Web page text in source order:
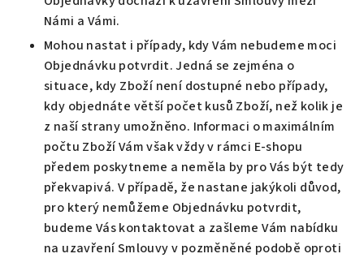
Námi a Vámi.
Mohou nastat i případy, kdy Vám nebudeme moci
Objednávku potvrdit. Jedná se zejména o
situace, kdy Zboží není dostupné nebo případy,
kdy objednáte větší počet kusů Zboží, než kolik je
z naší strany umožněno. Informaci o maximálním
počtu Zboží Vám však vždy v rámci E-shopu
předem poskytneme a neměla by pro Vás být tedy
překvapivá. V případě, že nastane jakýkoli důvod,
pro který nemůžeme Objednávku potvrdit,
budeme Vás kontaktovat a zašleme Vám nabídku
na uzavření Smlouvy v pozměněné podobě oproti